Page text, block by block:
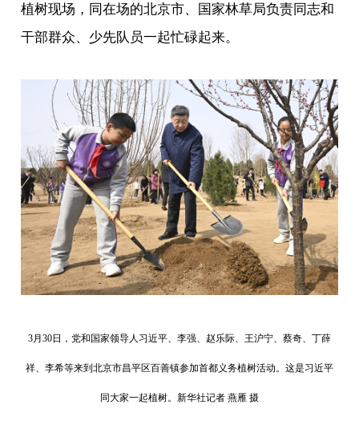
植树现场，同在场的北京市、国家林草局负责同志和
干部群众、少先队员一起忙碌起来。
3月30日，党和国家领导人习近平、李强、赵乐际、王沪宁、蔡奇、丁薛
祥、李希等来到北京市昌平区百善镇参加首都义务植树活动。这是习近平
同大家一起植树。新华社记者 燕雁 摄